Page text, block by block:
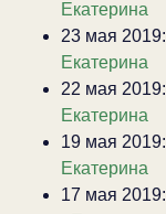
Екатерина
23 мая 2019:
Екатерина
22 мая 2019:
Екатерина
19 мая 2019:
Екатерина
17 мая 2019: